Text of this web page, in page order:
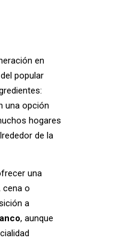
en
popular
una opción
hogares
de la
una
cena o
a
, aunque